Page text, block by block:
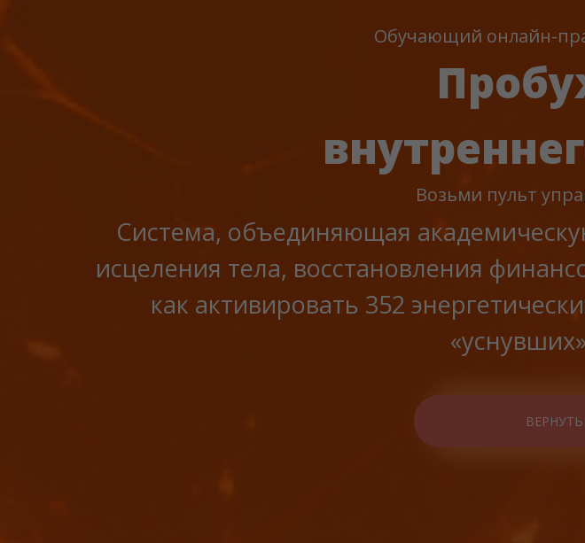
Обучающий онлайн-
Возьми пульт
Система, объединяющая
исцеления тела, восстановления
как активировать 352